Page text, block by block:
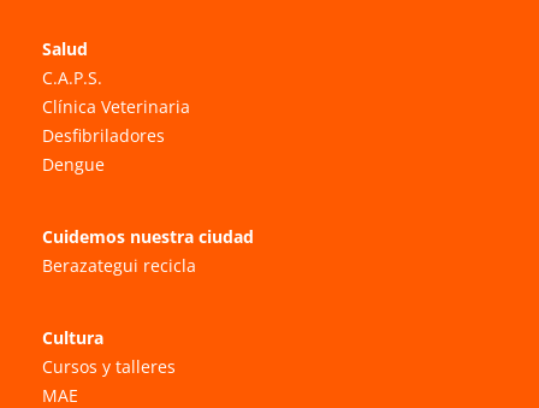
Salud
C.A.P.S.
Clínica Veterinaria
Desfibriladores
Dengue
Cuidemos nuestra ciudad
Berazategui recicla
Cultura
Cursos y talleres
MAE